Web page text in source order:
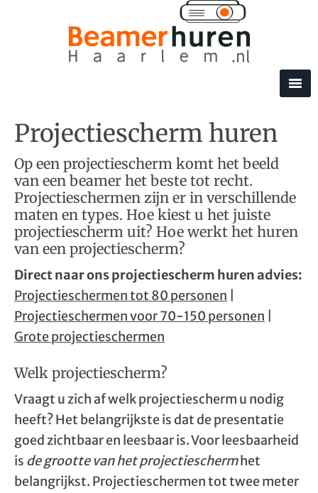
Projectiescherm huren
Op een projectiescherm komt het beeld
van een beamer het beste tot recht.
Projectieschermen zijn er in verschillende
maten en types. Hoe kiest u het juiste
projectiescherm uit? Hoe werkt het huren
van een projectiescherm?
Direct naar ons projectiescherm huren advies:
Projectieschermen tot 80 personen
Projectieschermen voor 70-150 personen
Grote projectieschermen
Welk projectiescherm?
Vraagt u zich af welk projectiescherm u nodig
heeft? Het belangrijkste is dat de presentatie
goed zichtbaar en leesbaar is. Voor leesbaarheid
is de grootte van het projectieschermhet
belangrijkst. Projectieschermen tot twee meter